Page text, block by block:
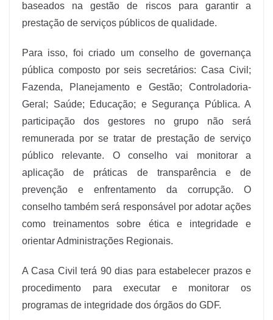
baseados na gestão de riscos para garantir a
prestação de serviços públicos de qualidade.
Para isso, foi criado um conselho de governança
pública composto por seis secretários: Casa Civil;
Fazenda, Planejamento e Gestão; Controladoria-
Geral; Saúde; Educação; e Segurança Pública. A
participação dos gestores no grupo não será
remunerada por se tratar de prestação de serviço
público relevante. O conselho vai monitorar a
aplicação de práticas de transparência e de
prevenção e enfrentamento da corrupção. O
conselho também será responsável por adotar ações
como treinamentos sobre ética e integridade e
orientar Administrações Regionais.
A Casa Civil terá 90 dias para estabelecer prazos e
procedimento para executar e monitorar os
programas de integridade dos órgãos do GDF.